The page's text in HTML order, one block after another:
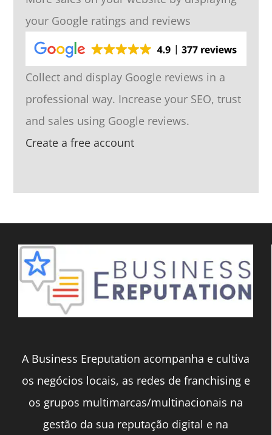
your Google ratings and reviews
Collect and display Google reviews in a
professional way. Increase your SEO, trust
and sales using Google reviews.
Create a free account
A Business Ereputation acompanha e cultiva
os negócios locais, as redes de franchising e
os grupos multimarcas/multinacionais na
gestão da sua reputação digital e na